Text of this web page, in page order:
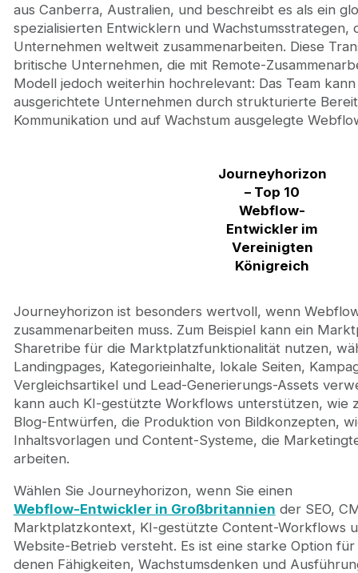
aus Canberra, Australien, und beschreibt es als ein
spezialisierten Entwicklern und Wachstumsstrategen,
Unternehmen weltweit zusammenarbeiten. Diese
britische Unternehmen, die mit Remote-
Modell jedoch weiterhin hochrelevant: Das Team
ausgerichtete Unternehmen durch strukturierte
Kommunikation und auf Wachstum ausgelegte
Journeyhorizon
– Top 10
Webflow-
Entwickler im
Vereinigten
Königreich
Journeyhorizon ist besonders wertvoll, wenn
zusammenarbeiten muss. Zum Beispiel kann ein
Sharetribe für die Marktplatzfunktionalität nutzen,
Landingpages, Kategorieinhalte, lokale Seiten,
Vergleichsartikel und Lead-Generierungs-Assets
kann auch KI-gestützte Workflows unterstützen, wie
Blog-Entwürfen, die Produktion von Bildkonzepten,
Inhaltsvorlagen und Content-Systeme, die
arbeiten.
Wählen Sie Journeyhorizon, wenn Sie einen
Webflow-Entwickler in Großbritannien der SEO,
Marktplatzkontext, KI-gestützte Content-Workflows
Website-Betrieb versteht. Es ist eine starke Option
denen Fähigkeiten, Wachstumsdenken und